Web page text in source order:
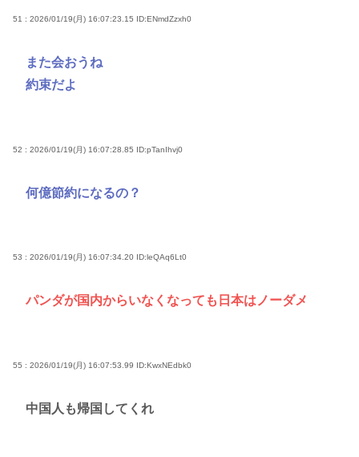
51 : 2026/01/19(月) 16:07:23.15 ID:ENmdZzxh0
また会おうね
約束だよ
52 : 2026/01/19(月) 16:07:28.85 ID:pTanIhvj0
何億節約になるの？
53 : 2026/01/19(月) 16:07:34.20 ID:leQAq6Lt0
パンダが国内からいなくなっても日本はノーダメ
55 : 2026/01/19(月) 16:07:53.99 ID:KwxNEdbk0
中国人も帰国してくれ